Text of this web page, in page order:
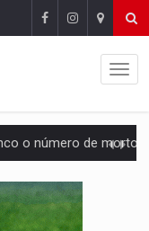
MPF assegura cumprimento da legislação sobre transporte
violência sexual infantil na
energia nuclear, defesa e